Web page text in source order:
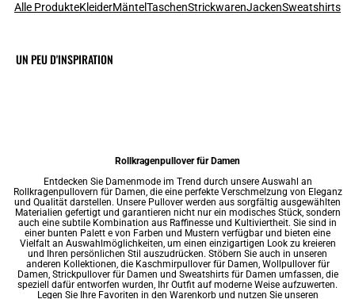
Alle ProdukteKleiderMäntelTaschenStrickwarenJackenSweatshirts
UN PEU D'INSPIRATION
Rollkragenpullover für Damen
Entdecken Sie Damenmode im Trend durch unsere Auswahl an
Rollkragenpullovern für Damen, die eine perfekte Verschmelzung von Eleganz
und Qualität darstellen. Unsere Pullover werden aus sorgfältig ausgewählten
Materialien gefertigt und garantieren nicht nur ein modisches Stück, sondern
auch eine subtile Kombination aus Raffinesse und Kultiviertheit. Sie sind in
einer bunten Palett e von Farben und Mustern verfügbar und bieten eine
Vielfalt an Auswahlmöglichkeiten, um einen einzigartigen Look zu kreieren
und Ihren persönlichen Stil auszudrücken. Stöbern Sie auch in unseren
anderen Kollektionen, die Kaschmirpullover für Damen, Wollpullover für
Damen, Strickpullover für Damen und Sweatshirts für Damen umfassen, die
speziell dafür entworfen wurden, Ihr Outfit auf moderne Weise aufzuwerten.
Legen Sie Ihre Favoriten in den Warenkorb und nutzen Sie unseren